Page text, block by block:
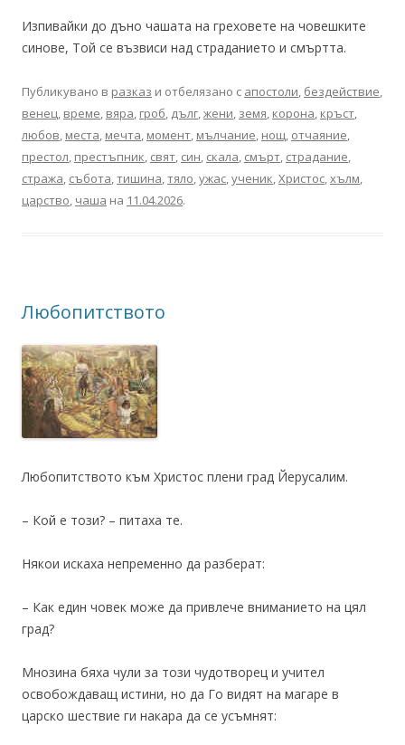
Изпивайки до дъно чашата на греховете на човешките
синове, Той се възвиси над страданието и смъртта.
Публикувано в разказ и отбелязано с апостоли, бездействие,
венец, време, вяра, гроб, дълг,жени, земя, корона, кръст,
любов, места, мечта, момент, мълчание, нощ, отчаяние,
престол, престъпник, свят, син, скала, смърт, страдание,
стража, събота,тишина,тяло,ужас,ученик,Христос,хълм,
царство, чаша на 11.04.2026.
Любопитството
Любопитството към Христос плени град Йерусалим.
– Кой е този? – питаха те.
Някои искаха непременно да разберат:
– Как един човек може да привлече вниманието на цял
град?
Мнозина бяха чули за този чудотворец и учител
освобождаващ истини, но да Го видят на магаре в
царско шествие ги накара да се усъмнят: